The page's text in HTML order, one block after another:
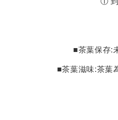
■茶葉保存:
■茶葉滋味:茶葉